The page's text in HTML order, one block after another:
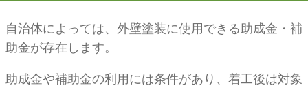
自治体によっては、外壁塗装に使用できる助成金・補
助金が存在します。
助成金や補助金の利用には条件があり、着工後は対象